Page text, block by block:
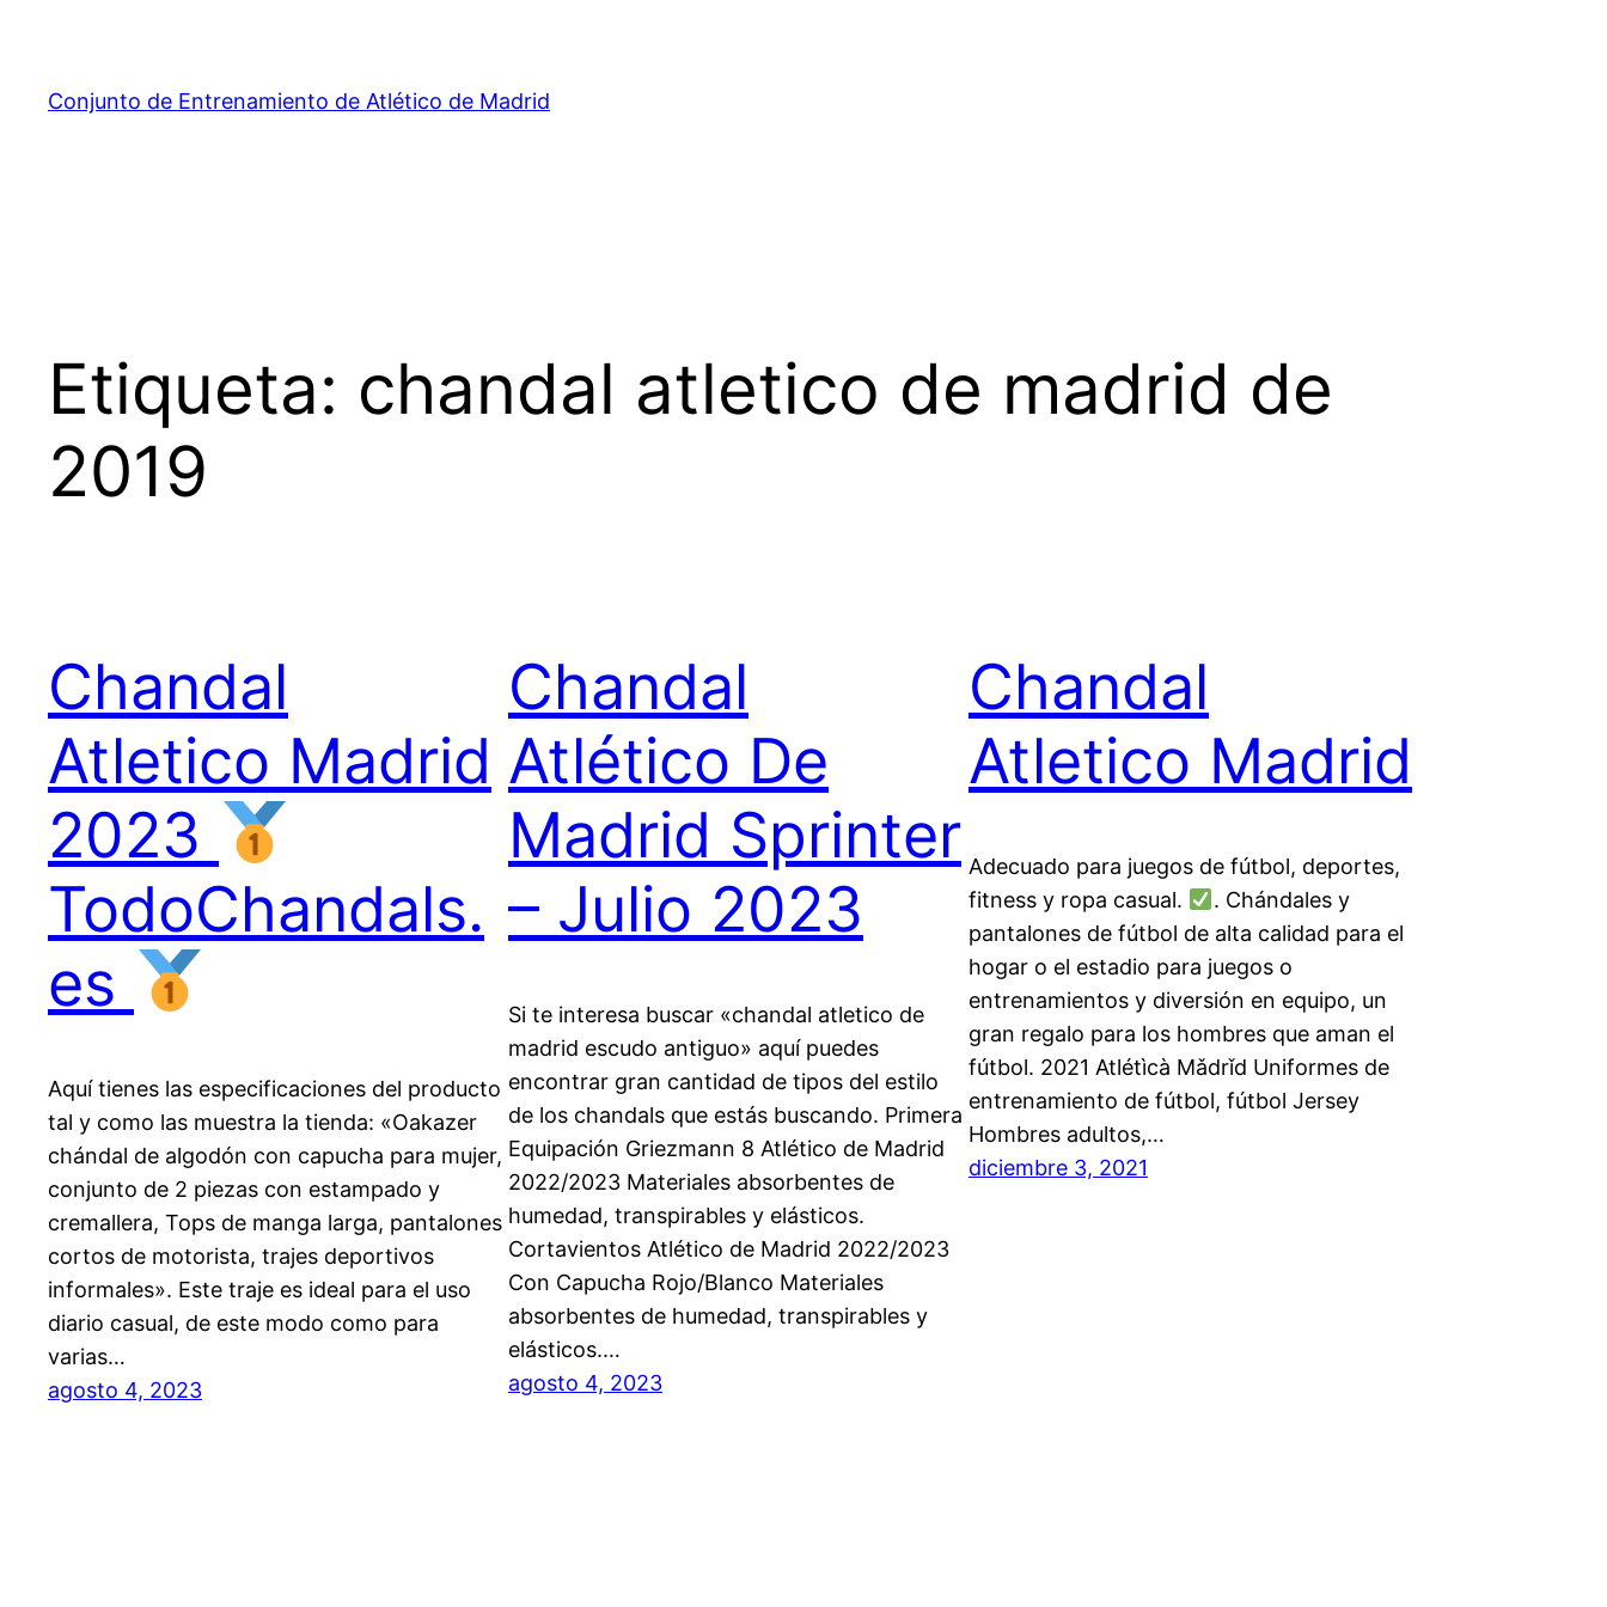
contenido
Conjunto de Entrenamiento de Atlético de Madrid
Etiqueta: chandal atletico de madrid de
2019
Chandal
Atletico Madrid
2023
TodoChandals.
es
Aquí tienes las especificaciones del producto
tal y como las muestra la tienda: «Oakazer
chándal de algodón con capucha para mujer,
conjunto de 2 piezas con estampado y
cremallera, Tops de manga larga, pantalones
cortos de motorista, trajes deportivos
informales». Este traje es ideal para el uso
diario casual, de este modo como para
varias…
agosto 4, 2023
Chandal
Atlético De
Madrid Sprinter
– Julio 2023
Si te interesa buscar «chandal atletico de
madrid escudo antiguo» aquí puedes
encontrar gran cantidad de tipos del estilo
de los chandals que estás buscando. Primera
Equipación Griezmann 8 Atlético de Madrid
2022/2023 Materiales absorbentes de
humedad, transpirables y elásticos.
Cortavientos Atlético de Madrid 2022/2023
Con Capucha Rojo/Blanco Materiales
absorbentes de humedad, transpirables y
elásticos.…
agosto 4, 2023
Chandal
Atletico Madrid
Adecuado para juegos de fútbol, deportes,
fitness y ropa casual.
. Chándales y
pantalones de fútbol de alta calidad para el
hogar o el estadio para juegos o
entrenamientos y diversión en equipo, un
gran regalo para los hombres que aman el
fútbol. 2021 Atlétìcà Mǎdrǐd Uniformes de
entrenamiento de fútbol, fútbol Jersey
Hombres adultos,…
diciembre 3, 2021